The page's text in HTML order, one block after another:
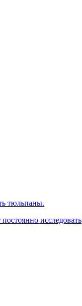
тюльпаны.
исследовать